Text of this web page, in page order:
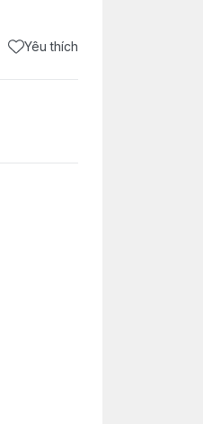
Yêu thích